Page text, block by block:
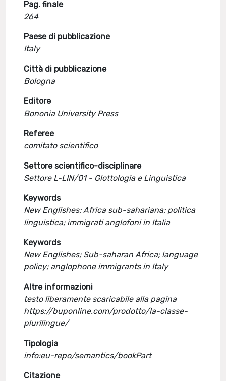
Pag. finale
264
Paese di pubblicazione
Italy
Città di pubblicazione
Bologna
Editore
Bononia University Press
Referee
comitato scientifico
Settore scientifico-disciplinare
Settore L-LIN/01 - Glottologia e Linguistica
Keywords
New Englishes; Africa sub-sahariana; politica
linguistica; immigrati anglofoni in Italia
Keywords
New Englishes; Sub-saharan Africa; language
policy; anglophone immigrants in Italy
Altre informazioni
testo liberamente scaricabile alla pagina
https://buponline.com/prodotto/la-classe-
plurilingue/
Tipologia
info:eu-repo/semantics/bookPart
Citazione